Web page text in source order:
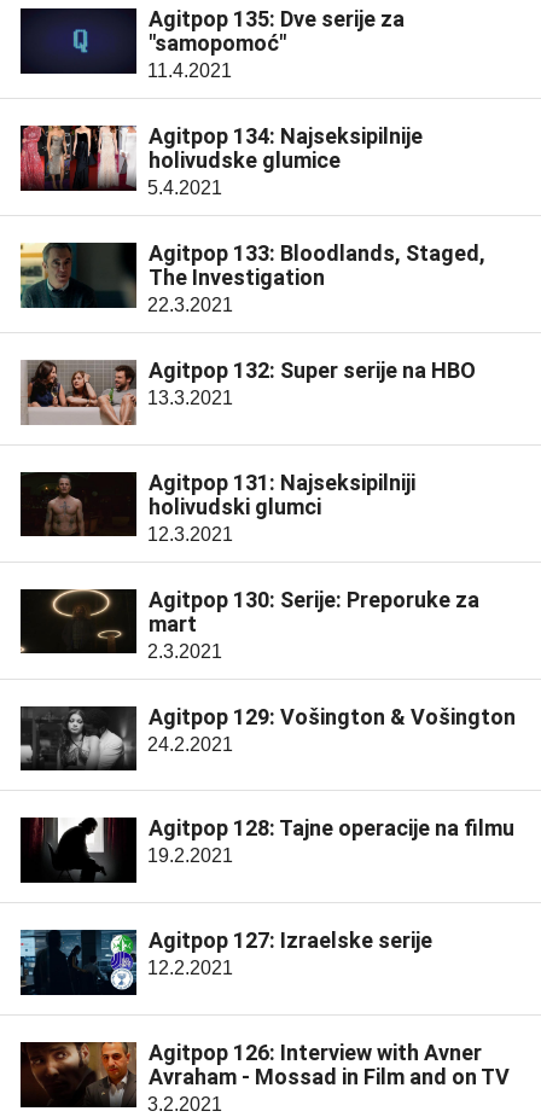
Agitpop 135: Dve serije za
"samopomoć"
11.4.2021
Agitpop 134: Najseksipilnije
holivudske glumice
5.4.2021
Agitpop 133: Bloodlands, Staged,
The Investigation
22.3.2021
Agitpop 132: Super serije na HBO
13.3.2021
Agitpop 131: Najseksipilniji
holivudski glumci
12.3.2021
Agitpop 130: Serije: Preporuke za
mart
2.3.2021
Agitpop 129: Vošington & Vošington
24.2.2021
Agitpop 128: Tajne operacije na filmu
19.2.2021
Agitpop 127: Izraelske serije
12.2.2021
Agitpop 126: Interview with Avner
Avraham - Mossad in Film and on TV
3.2.2021